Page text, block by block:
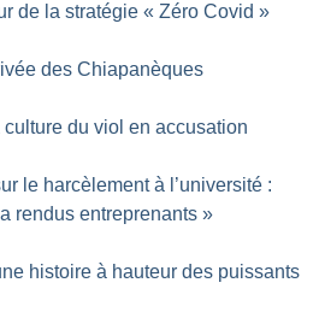
de la stratégie « Zéro Covid »
des Chiapanèques
culture du viol en accusation
le harcèlement à l’université :
a rendus entreprenants »
histoire à hauteur des puissants